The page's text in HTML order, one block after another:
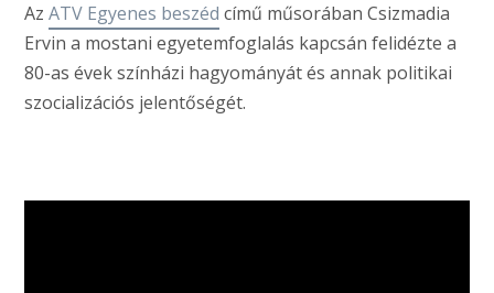
Az ATV Egyenes beszéd című műsorában Csizmadia
Ervin a mostani egyetemfoglalás kapcsán felidézte a
80-as évek színházi hagyományát és annak politikai
szocializációs jelentőségét.